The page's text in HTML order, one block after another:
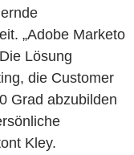
„Adobe Marketo
Lösung
die Customer
Grad abzubilden
Kley.